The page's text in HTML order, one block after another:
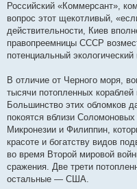
Российский «Коммерсант»,
вопрос этот щекотливый,
действительности, Киев
правопреемницы СССР
потенциальный
В отличие от Черного моря,
тысячи потопленных
Большинство этих обломков
покоятся вблизи
Микронезии и Филиппин,
красоте и богатству видов
во время Второй мировой
сражения. Две трети
остальные — США.